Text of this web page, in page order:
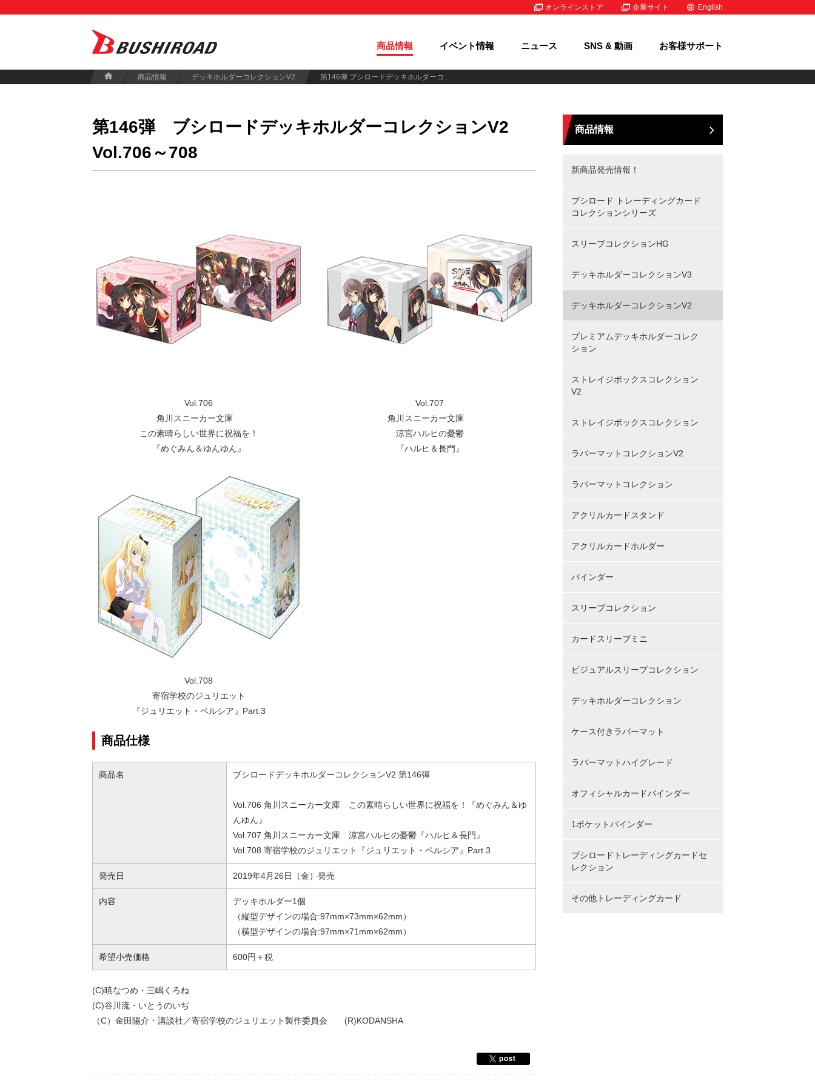
オンラインストア 企業サイト English
商品情報 イベント情報 ニュース SNS & 動画 お客様サポート
商品情報 デッキホルダーコレクションV2 第146弾 ブシロードデッキホルダーコレクションV2 Vol.706～708
第146弾
ブシロードデッキホルダーコレクションV2
Vol.706～708
Vol.706
角川スニーカー文庫
この素晴らしい世界に祝福を！
『めぐみん＆ゆんゆん』
Vol.707
角川スニーカー文庫
涼宮ハルヒの憂鬱
『ハルヒ＆長門』
Vol.708
寄宿学校のジュリエット
『ジュリエット・ペルシア』Part.3
商品仕様
商品名 ブシロードデッキホルダーコレクションV2 第146弾
Vol.706 角川スニーカー文庫 この素晴らしい世界に祝福を！『めぐみん＆ゆ
んゆん』
Vol.707 角川スニーカー文庫 涼宮ハルヒの憂鬱『ハルヒ＆長門』
Vol.708 寄宿学校のジュリエット『ジュリエット・ペルシア』Part.3
発売日 2019年4月26日（金）発売
内容
デッキホルダー1個
（縦型デザインの場合:97mm×73mm×62mm）
（横型デザインの場合:97mm×71mm×62mm）
希望小売価格 600円＋税
(C)暁なつめ・三嶋くろね
(C)谷川流・いとうのいぢ
（C）金田陽介・講談社／寄宿学校のジュリエット製作委員会 (R)KODANSHA
商品情報
新商品発売情報！
ブシロード トレーディングカード
コレクションシリーズ
スリーブコレクションHG
デッキホルダーコレクションV3
デッキホルダーコレクションV2
プレミアムデッキホルダーコレク
ション
ストレイジボックスコレクション
V2
ストレイジボックスコレクション
ラバーマットコレクションV2
ラバーマットコレクション
アクリルカードスタンド
アクリルカードホルダー
バインダー
スリーブコレクション
カードスリーブミニ
ビジュアルスリーブコレクション
デッキホルダーコレクション
ケース付きラバーマット
ラバーマットハイグレード
オフィシャルカードバインダー
1ポケットバインダー
ブシロードトレーディングカードセ
レクション
その他トレーディングカード